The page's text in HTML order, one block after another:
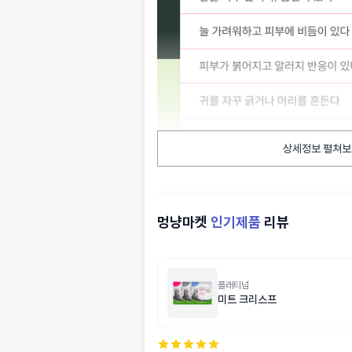
상세정보 펼쳐
멍냥마켓 인기제품 리뷰
플래티넘
미트 크리스프